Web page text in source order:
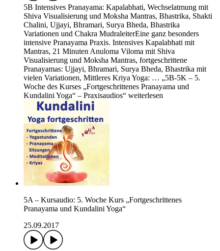
5B Intensives Pranayama: Kapalabhati, Wechselatmung mit
Shiva Visualisierung und Moksha Mantras, Bhastrika, Shakti
Chalini, Ujjayi, Bhramari, Surya Bheda, Bhastrika
Variationen und Chakra MudraleiterEine ganz besonders
intensive Pranayama Praxis. Intensives Kapalabhati mit
Mantras, 21 Minuten Anuloma Viloma mit Shiva
Visualisierung und Moksha Mantras, fortgeschrittene
Pranayamas: Ujjayi, Bhramari, Surya Bheda, Bhastrika mit
vielen Variationen, Mittleres Kriya Yoga: … „5B-5K – 5.
Woche des Kurses „Fortgeschrittenes Pranayama und
Kundalini Yoga“ – Praxisaudios“ weiterlesen
5A – Kursaudio: 5. Woche Kurs „Fortgeschrittenes
Pranayama und Kundalini Yoga“
25.09.2017